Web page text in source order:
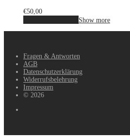
€50,00
Show more
Fragen & Antworten
AGB
Datenschutzerklärung
Widerrufsbelehrung
Impressum
© 2026